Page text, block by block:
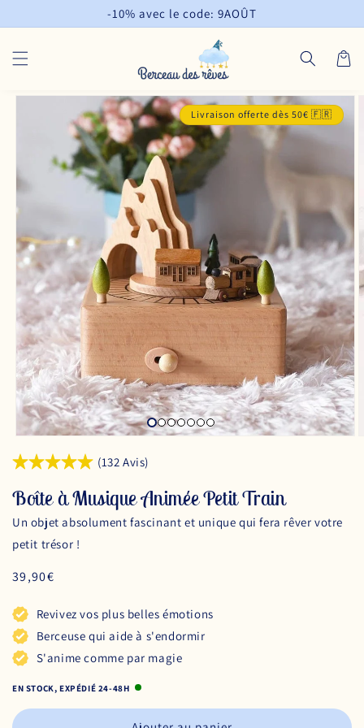
au
-10% avec le code: 9AOÛT
Panier
Livraison offerte dès 50€ 🇫🇷
Passer aux
informations
(132 Avis)
Boîte à Musique Animée Petit Train
Un objet absolument fascinant et unique qui fera rêver votre
petit trésor !
Prix
39,90€
Revivez vos plus belles émotions
Berceuse qui aide à s'endormir
S'anime comme par magie
EN STOCK, EXPÉDIÉ 24-48H